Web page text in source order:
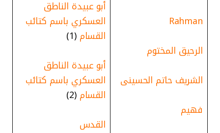
Rahman
الرحيق المختوم
الشريف حاتم الحسينى
فهيم
أبو عبيدة الناطق
العسكري باسم كتائب
القسام (1)
أبو عبيدة الناطق
العسكري باسم كتائب
القسام (2)
القدس